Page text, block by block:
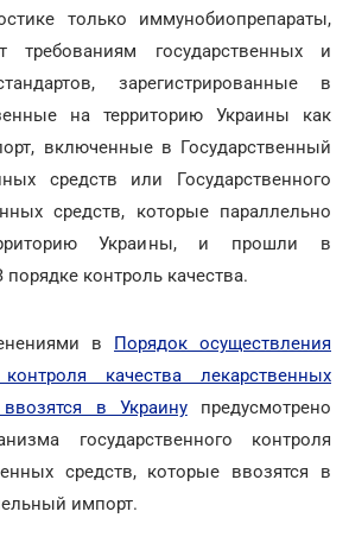
только иммунобиопрепараты,
требованиям государственных и
зарегистрированные в
на территорию Украины как
включенные в Государственный
средств или Государственного
средств, которые параллельно
Украины, и прошли в
контроль качества.
в Порядок осуществления
контроля качества лекарственных
в Украинупредусмотрено
государственного контроля
средств, которые ввозятся в
импорт.